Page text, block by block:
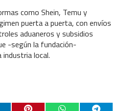
como Shein, Temu y
puerta a puerta, con envíos
aduaneros y subsidios
-según la fundación-
local.